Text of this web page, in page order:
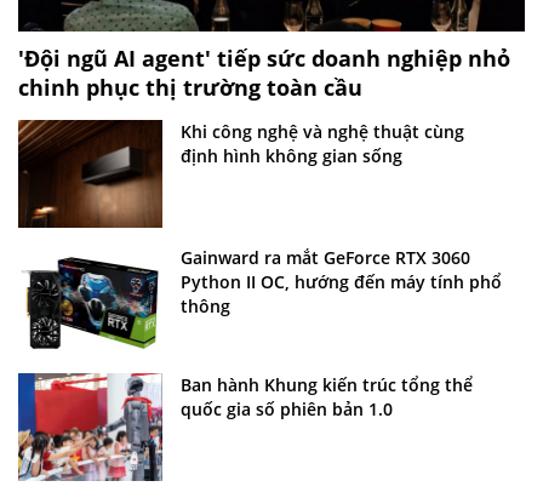
'Đội ngũ AI agent' tiếp sức doanh nghiệp nhỏ
chinh phục thị trường toàn cầu
Khi công nghệ và nghệ thuật cùng
định hình không gian sống
Gainward ra mắt GeForce RTX 3060
Python II OC, hướng đến máy tính phổ
thông
Ban hành Khung kiến trúc tổng thể
quốc gia số phiên bản 1.0